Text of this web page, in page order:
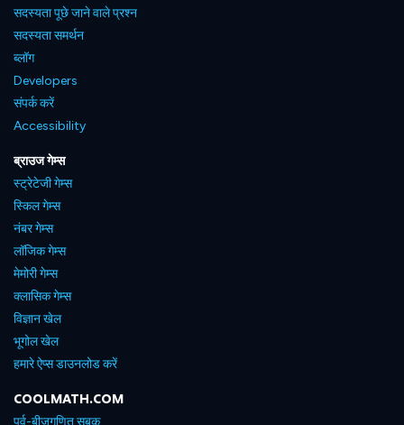
सदस्यता पूछे जाने वाले प्रश्न
सदस्यता समर्थन
ब्लॉग
Developers
संपर्क करें
Accessibility
ब्राउज गेम्स
स्ट्रेटेजी गेम्स
स्किल गेम्स
नंबर गेम्स
लॉजिक गेम्स
मेमोरी गेम्स
क्लासिक गेम्स
विज्ञान खेल
भूगोल खेल
हमारे ऐप्स डाउनलोड करें
COOLMATH.COM